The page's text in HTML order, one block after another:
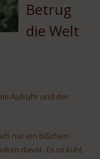
Betrug
die Welt
Aufruhr und der
nur ein bißchen
davor. Es ist kühl,